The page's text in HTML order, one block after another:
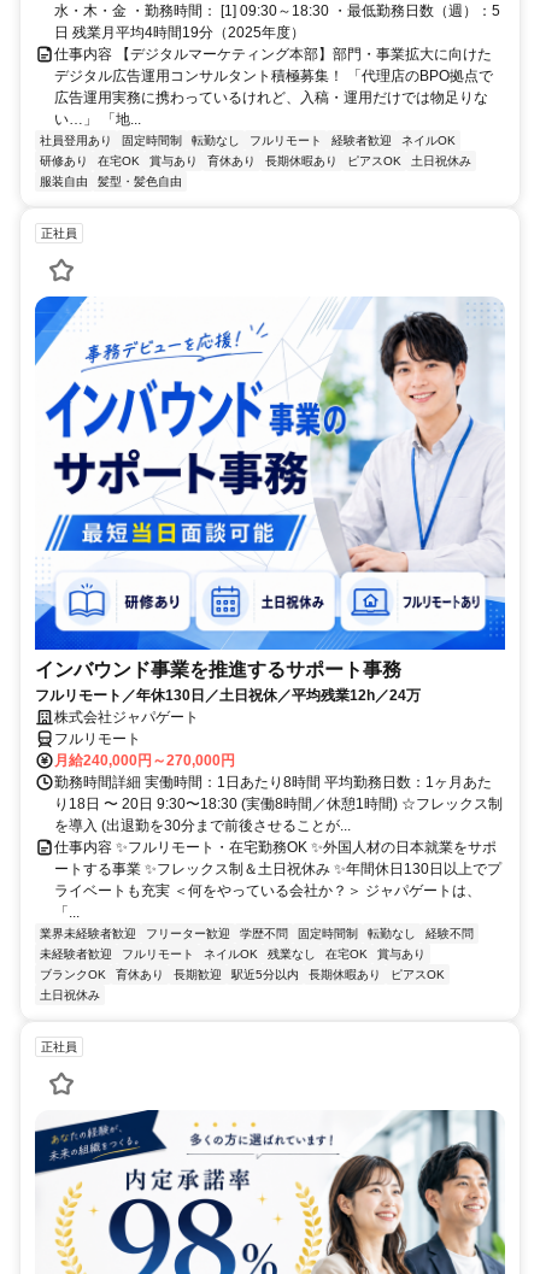
水・木・金 ・勤務時間： [1] 09:30～18:30 ・最低勤務日数（週）：5
日 残業月平均4時間19分（2025年度）
仕事内容 【デジタルマーケティング本部】部門・事業拡大に向けた
デジタル広告運用コンサルタント積極募集！ 「代理店のBPO拠点で
広告運用実務に携わっているけれど、入稿・運用だけでは物足りな
い…」 「地...
社員登用あり 固定時間制 転勤なし フルリモート 経験者歓迎
ネイルOK
研修あり
在宅OK 賞与あり 育休あり 長期休暇あり ピアスOK
土日祝休み
服装自由
髪型・髪色自由
正社員
インバウンド事業を推進するサポート事務
フルリモート／年休130日／土日祝休／平均残業12h／24万
株式会社ジャパゲート
フルリモート
月給240,000円～270,000円
勤務時間詳細 実働時間：1日あたり8時間 平均勤務日数：1ヶ月あた
り18日 〜 20日 9:30〜18:30 (実働8時間／休憩1時間) ☆フレックス制
を導入 (出退勤を30分まで前後させることが...
仕事内容 ✨フルリモート・在宅勤務OK ✨外国人材の日本就業をサポ
ートする事業 ✨フレックス制＆土日祝休み ✨年間休日130日以上でプ
ライベートも充実 ＜何をやっている会社か？＞ ジャパゲートは、
「...
業界未経験者歓迎 フリーター歓迎 学歴不問 固定時間制 転勤なし
経験不問
未経験者歓迎
フルリモート ネイルOK 残業なし 在宅OK
賞与あり
ブランクOK
育休あり 長期歓迎 駅近5分以内 長期休暇あり
ピアスOK
土日祝休み
正社員